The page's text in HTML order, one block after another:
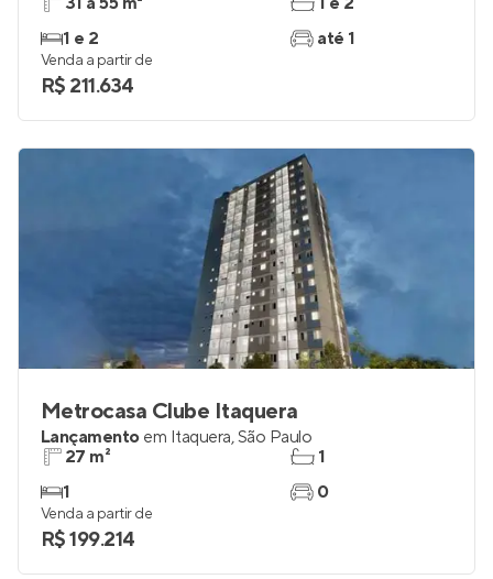
1 e 2
até 1
Venda a partir de
R$ 211.634
Metrocasa Clube Itaquera
Lançamento em Itaquera,São Paulo
27 m²
1
1
0
Venda a partir de
R$ 199.214